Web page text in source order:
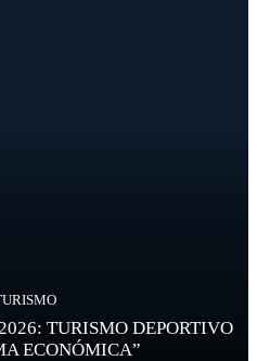
TURISMO DEPORTIVO
ECONÓMICA”